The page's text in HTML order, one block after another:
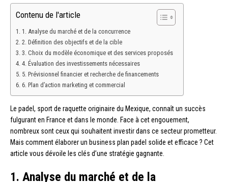
Contenu de l'article
1. Analyse du marché et de la concurrence
2. Définition des objectifs et de la cible
3. Choix du modèle économique et des services proposés
4. Évaluation des investissements nécessaires
5. Prévisionnel financier et recherche de financements
6. Plan d’action marketing et commercial
Le padel, sport de raquette originaire du Mexique, connaît un succès
fulgurant en France et dans le monde. Face à cet engouement,
nombreux sont ceux qui souhaitent investir dans ce secteur prometteur.
Mais comment élaborer un business plan padel solide et efficace ? Cet
article vous dévoile les clés d’une stratégie gagnante.
1. Analyse du marché et de la